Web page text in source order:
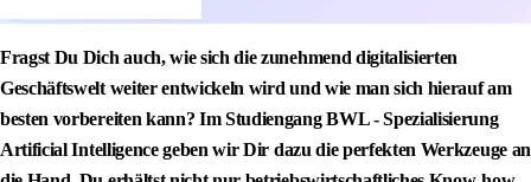
Fragst Du Dich auch, wie sich die zunehmend digitalisierten
Geschäftswelt weiter entwickeln wird und wie man sich hierauf am
besten vorbereiten kann? Im Studiengang BWL - Spezialisierung
Artificial Intelligence geben wir Dir dazu die perfekten Werkzeuge an